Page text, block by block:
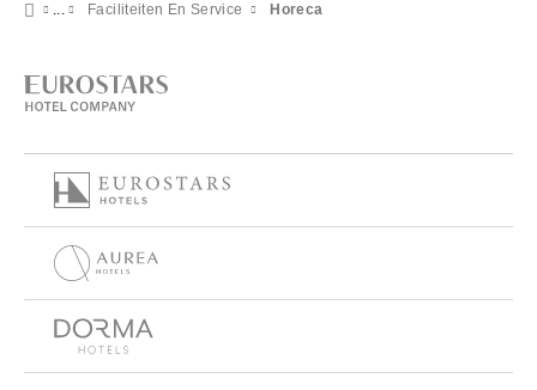
Faciliteiten En Service Horeca